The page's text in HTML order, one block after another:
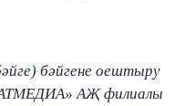
бәйгене оештыру
АҖ филиалы